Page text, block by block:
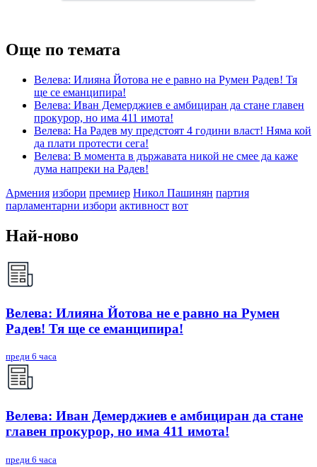
Още по темата
Велева: Илияна Йотова не е равно на Румен Радев! Тя
ще се еманципира!
Велева: Иван Демерджиев е амбициран да стане главен
прокурор, но има 411 имота!
Велева: На Радев му предстоят 4 години власт! Няма кой
да плати протести сега!
Велева: В момента в държавата никой не смее да каже
дума напреки на Радев!
Армения избори премиер Никол Пашинян партия
парламентарни избори активност вот
Най-ново
Велева: Илияна Йотова не е равно на Румен
Радев! Тя ще се еманципира!
преди 6 часа
Велева: Иван Демерджиев е амбициран да стане
главен прокурор, но има 411 имота!
преди 6 часа